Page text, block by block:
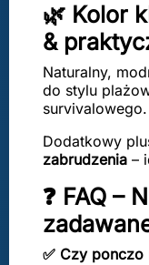
🌿 Kolor
&
Naturalny,
do stylu
survivalowego.
Dodatkowy
zabrudzenia –
❓ FAQ –
✅ Czy